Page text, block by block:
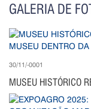
GALERIA DE
30/11/-0001
MUSEU HISTÓRICO